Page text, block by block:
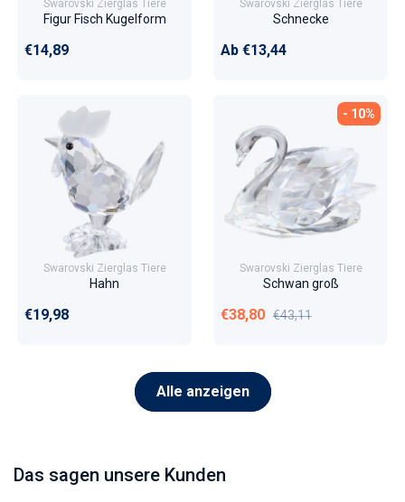
Swarovski Zierglas Tiere
Figur Fisch Kugelform
Normaler Preis
€14,89
Swarovski Zierglas Tiere
Schnecke
Normaler Preis
Ab €13,44
Swarovski Zierglas Tiere
Hahn
Normaler Preis
€19,98
- 10%
Swarovski Zierglas Tiere
Schwan groß
Verkaufspreis
€38,80 Normaler Preis
€43,11
Alle anzeigen
Das sagen unsere Kunden